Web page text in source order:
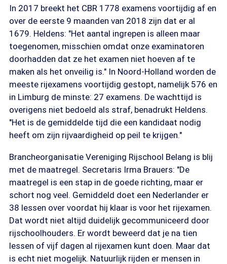
In 2017 breekt het CBR 1778 examens voortijdig af en
over de eerste 9 maanden van 2018 zijn dat er al
1679. Heldens: "Het aantal ingrepen is alleen maar
toegenomen, misschien omdat onze examinatoren
doorhadden dat ze het examen niet hoeven af te
maken als het onveilig is." In Noord-Holland worden de
meeste rijexamens voortijdig gestopt, namelijk 576 en
in Limburg de minste: 27 examens. De wachttijd is
overigens niet bedoeld als straf, benadrukt Heldens.
"Het is de gemiddelde tijd die een kandidaat nodig
heeft om zijn rijvaardigheid op peil te krijgen."
Brancheorganisatie Vereniging Rijschool Belang is blij
met de maatregel. Secretaris Irma Brauers: "De
maatregel is een stap in de goede richting, maar er
schort nog veel. Gemiddeld doet een Nederlander er
38 lessen over voordat hij klaar is voor het rijexamen.
Dat wordt niet altijd duidelijk gecommuniceerd door
rijschoolhouders. Er wordt beweerd dat je na tien
lessen of vijf dagen al rijexamen kunt doen. Maar dat
is echt niet mogelijk. Natuurlijk rijden er mensen in